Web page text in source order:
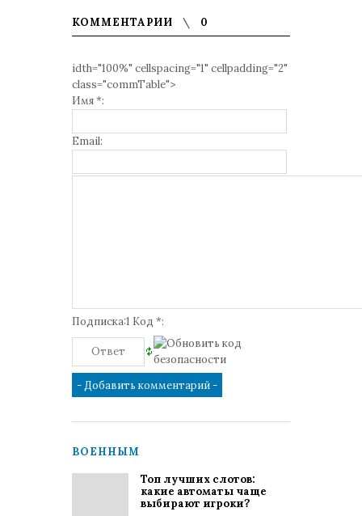
КОММЕНТАРИИ 0
idth="100%" cellspacing="1" cellpadding="2"
class="commTable">
Имя *:
Email:
Подписка:1 Код *:
ВОЕННЫМ
Топ лучших слотов:
какие автоматы чаще
выбирают игроки?